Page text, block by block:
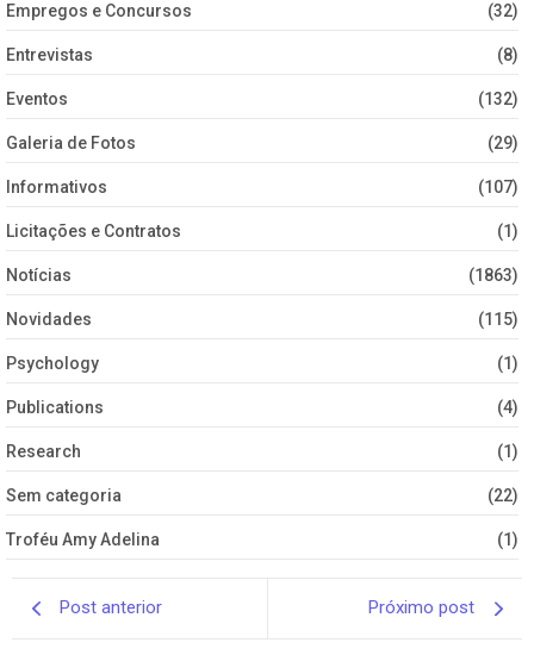
Empregos e Concursos (32)
Entrevistas (8)
Eventos (132)
Galeria de Fotos (29)
Informativos (107)
Licitações e Contratos (1)
Notícias (1863)
Novidades (115)
Psychology (1)
Publications (4)
Research (1)
Sem categoria (22)
Troféu Amy Adelina (1)
Post anterior Próximo post